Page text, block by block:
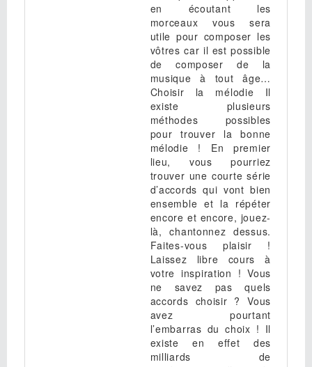
en écoutant les
morceaux vous sera
utile pour composer les
vôtres car il est possible
de composer de la
musique à tout âge…
Choisir la mélodie Il
existe plusieurs
méthodes possibles
pour trouver la bonne
mélodie ! En premier
lieu, vous pourriez
trouver une courte série
d’accords qui vont bien
ensemble et la répéter
encore et encore, jouez-
là, chantonnez dessus.
Faites-vous plaisir !
Laissez libre cours à
votre inspiration ! Vous
ne savez pas quels
accords choisir ? Vous
avez pourtant
l’embarras du choix ! Il
existe en effet des
milliards de